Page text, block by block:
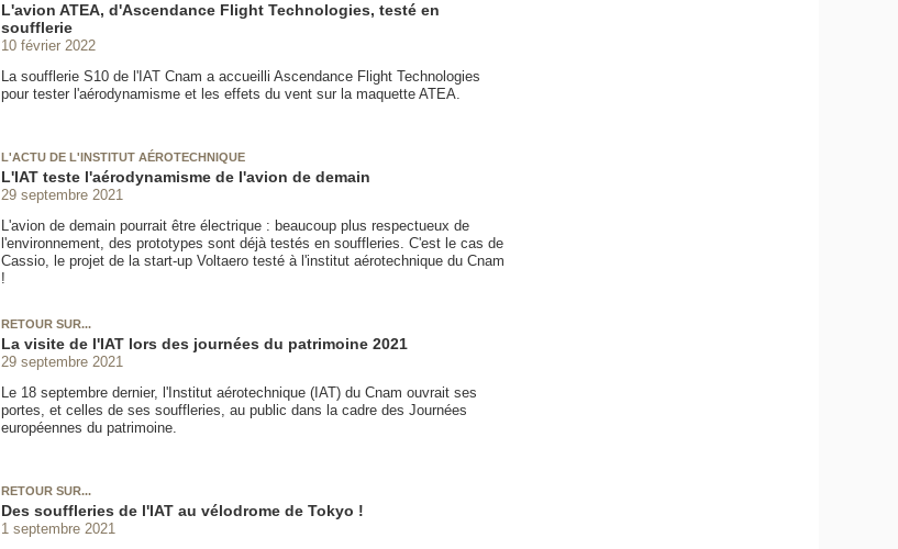
L'avion ATEA, d'Ascendance Flight Technologies, testé en
soufflerie
10 février 2022
La soufflerie S10 de l'IAT Cnam a accueilli Ascendance Flight Technologies
pour tester l'aérodynamisme et les effets du vent sur la maquette ATEA.
L'ACTU DE L'INSTITUT AÉROTECHNIQUE
L'IAT teste l'aérodynamisme de l'avion de demain
29 septembre 2021
L'avion de demain pourrait être électrique : beaucoup plus respectueux de
l'environnement, des prototypes sont déjà testés en souffleries. C'est le cas de
Cassio, le projet de la start-up Voltaero testé à l'institut aérotechnique du Cnam
!
RETOUR SUR...
La visite de l'IAT lors des journées du patrimoine 2021
29 septembre 2021
Le 18 septembre dernier, l'Institut aérotechnique (IAT) du Cnam ouvrait ses
portes, et celles de ses souffleries, au public dans la cadre des Journées
européennes du patrimoine.
RETOUR SUR...
Des souffleries de l'IAT au vélodrome de Tokyo !
1 septembre 2021